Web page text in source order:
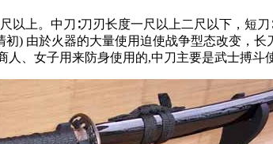
以上。中刀∶刀刃长度一尺以上二尺以下，短
) 由於火器的大量使用迫使战争型态改变，长
人、女子用来防身使用的,中刀主要是武士搏斗